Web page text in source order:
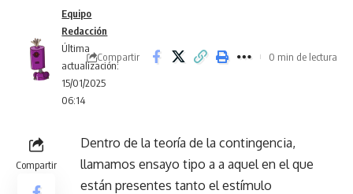
Última
actualización:
15/01/2025
06:14
Equipo
Redacción
Compartir 0 min de lectura
Compartir
Dentro de la teoría de la contingencia,
llamamos ensayo tipo a a aquel en el que
están presentes tanto el estímulo